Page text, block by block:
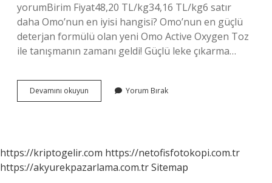
yorumBirim Fiyat48,20 TL/kg34,16 TL/kg6 satır
daha Omo’nun en iyisi hangisi? Omo’nun en güçlü
deterjan formülü olan yeni Omo Active Oxygen Toz
ile tanışmanın zamanı geldi! Güçlü leke çıkarma…
Devamını okuyun
5
Yorum Bırak
https://kriptogelir.com https://netofisfotokopi.com.tr
https://akyurekpazarlama.com.trSitemap